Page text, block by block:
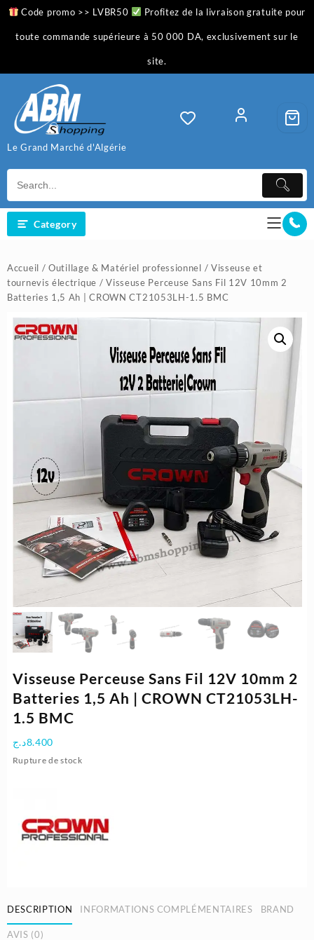
Skip
content
Code promo >> LVBR50 Profitez de la livraison gratuite pour
toute commande supérieure à 50 000 DA, exclusivement sur le
site.
Le Grand Marché d'Algérie
Category
Accueil /Outillage & Matériel professionnel / Visseuse et
tournevis électrique / Visseuse Perceuse Sans Fil 12V 10mm 2
Batteries 1,5 Ah | CROWN CT21053LH-1.5 BMC
Visseuse Perceuse Sans Fil 12V 10mm 2
Batteries 1,5 Ah | CROWN CT21053LH-
1.5 BMC
8.400د.ج
Rupture de stock
DESCRIPTION INFORMATIONS COMPLÉMENTAIRES BRAND
AVIS (0)